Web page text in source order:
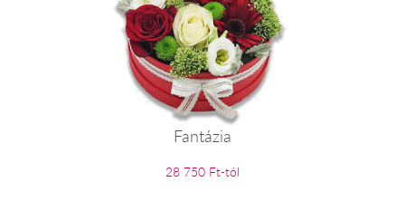
Fantázia
28 750 Ft-tól